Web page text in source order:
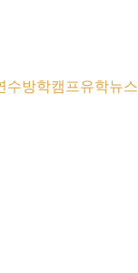
수방학캠프유학뉴스